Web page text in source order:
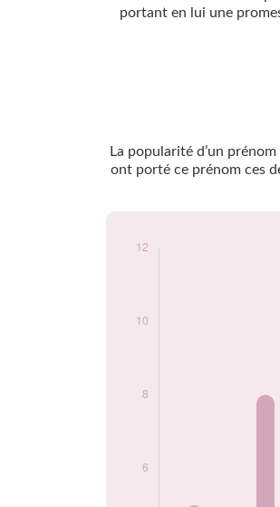
portant en lui une
La popularité d’un
ont porté ce prénom ces
2012
5
2013
8
2017
11
2021